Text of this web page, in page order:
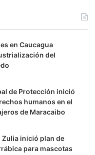
en Caucagua
del
de Protección inició
humanos en el
de Maracaibo
inició plan de
para mascotas